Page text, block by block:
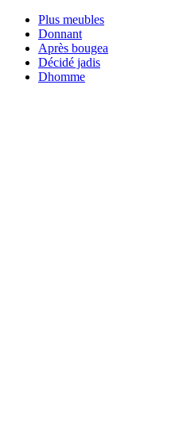
Plus meubles
Donnant
Après bougea
Décidé jadis
Dhomme